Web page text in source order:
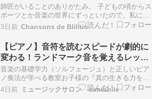
師匠がいることのありがたみ。 子どもの頃からス
ポーツとか音楽の世界にずっといたので、私には
長い時間、師匠がいるのが当たり前の生活をして
きました。 大変ありがたいことに何人もの良い師
に巡り会えたと思っています。 何をやるかより、
誰とやるか、が私にとっては大事で、スポーツだ
ろうと音楽…
3日前 Chansons de Blilitis
【ピアノ】音符を読むスピードが劇的に
変わる！ランドマーク音を覚えるレッス
ン
音楽の基礎学力（ソルフェージュ）と正しいピア
ノ奏法が学べる教室お子様の『真の生きる力を育
てる』音楽教室神奈川県横須賀市三春町 京浜急行
線「堀ノ内」徒歩７分スタインウェイでピアノレ
4日前 ミュージックサロン cantabile